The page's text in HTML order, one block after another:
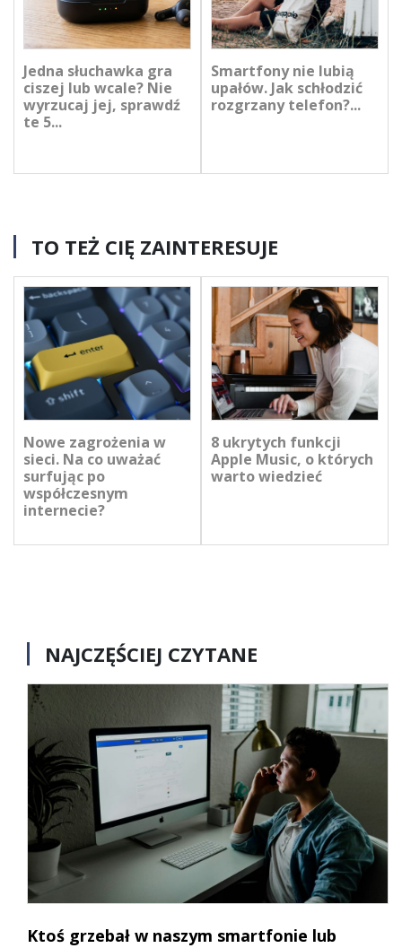
Jedna słuchawka gra
ciszej lub wcale? Nie
wyrzucaj jej, sprawdź
te 5...
Smartfony nie lubią
upałów. Jak schłodzić
rozgrzany telefon?...
TO TEŻ CIĘ ZAINTERESUJE
Nowe zagrożenia w
sieci. Na co uważać
surfując po
współczesnym
internecie?
8 ukrytych funkcji
Apple Music, o których
warto wiedzieć
NAJCZĘŚCIEJ CZYTANE
Ktoś grzebał w naszym smartfonie lub